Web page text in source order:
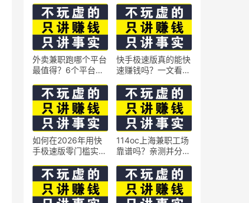
外卖兼职跑哪个平台
最值得？6个平台实
快手极速版真的能快
速赚钱吗？一文看懂
如何在2026年用快
手极速版零门槛实现
技巧
114oc上海兼职工场
靠谱吗？亲测并分享